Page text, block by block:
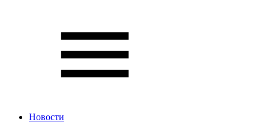
Новости